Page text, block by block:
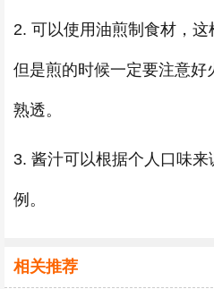
2. 可以使用油煎制食材，这
但是煎的时候一定要注意好
熟透。
3. 酱汁可以根据个人口味
例。
相关推荐